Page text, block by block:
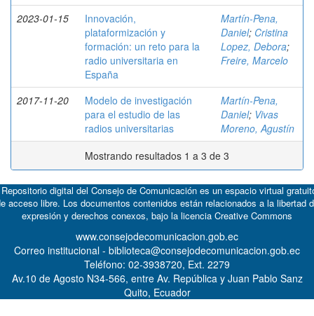
2023-01-15
Innovación,
plataformización y
formación: un reto para la
radio universitaria en
España
Martín-Pena,
Daniel; Cristina
Lopez, Debora;
Freire, Marcelo
2017-11-20
Modelo de investigación
para el estudio de las
radios universitarias
Martín-Pena,
Daniel; Vivas
Moreno, Agustín
Mostrando resultados 1 a 3 de 3
digital del Consejo de Comunicación es un espacio virtual
acceso libre. Los documentos contenidos están relacionados a la libertad
expresión y derechos conexos, bajo la licencia Creative Commons
www.consejodecomunicacion.gob.ec
Correo institucional - biblioteca@consejodecomunicacion.gob.ec
Teléfono: 02-3938720, Ext. 2279
Av.10 de Agosto N34-566, entre Av. República y Juan Pablo Sanz
Quito, Ecuador